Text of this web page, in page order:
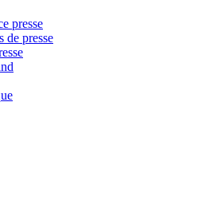
presse
de presse